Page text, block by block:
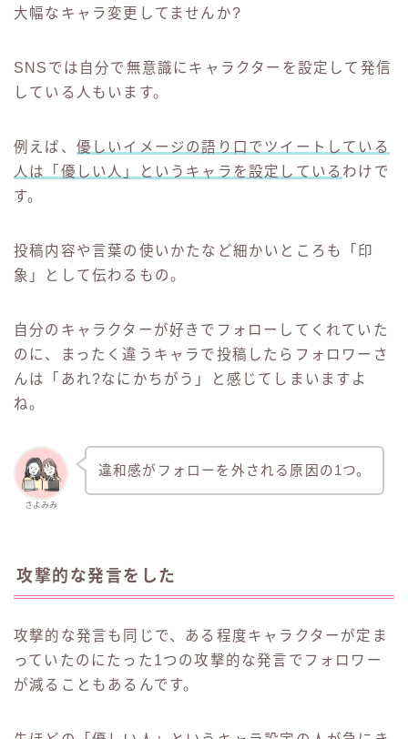
大幅なキャラ変更してませんか?
SNSでは自分で無意識にキャラクターを設定して発信
している人もいます。
例えば、 優しいイメージの語り口でツイートしている
人は「優しい人」というキャラを設定している わけで
す。
投稿内容や言葉の使いかたなど細かいところも「印
象」として伝わるもの。
自分のキャラクターが好きでフォローしてくれていた
のに、まったく違うキャラで投稿したらフォロワーさ
んは「あれ?なにかちがう」と感じてしまいますよ
ね。
さよみみ
違和感がフォローを外される原因の1つ。
攻撃的な発言をした
攻撃的な発言も同じで、ある程度キャラクターが定ま
っていたのにたった1つの攻撃的な発言でフォロワー
が減ることもあるんです。